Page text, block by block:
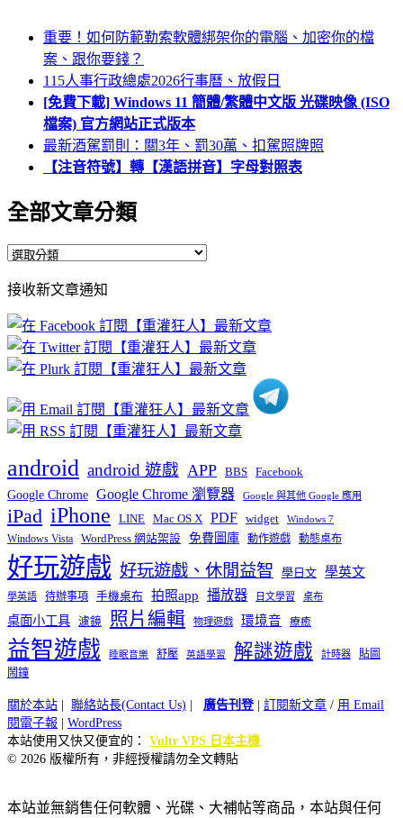
重要！如何防範勒索軟體綁架你的電腦、加密你的檔
案、跟你要錢？
115人事行政總處2026行事曆、放假日
[免費下載] Windows 11 簡體/繁體中文版 光碟映像 (ISO
檔案) 官方網站正式版本
最新酒駕罰則：關3年、罰30萬、扣駕照牌照
【注音符號】轉【漢語拼音】字母對照表
全部文章分類
全
文
章
分
類
接收新文章通知
android android 遊戲 APP BBS Facebook
Google Chrome Google Chrome 瀏覽器 Google 與其他 Google 應用
iPad iPhone LINE Mac OS X PDF widget Windows 7
Windows Vista WordPress 網站架設 免費圖庫 動作遊戲 動態桌布
好玩遊戲 好玩遊戲、休閒益智 學日文 學英文
學英語 待辦事項 手機桌布 拍照app 播放器 日文學習 桌布
桌面小工具 濾鏡 照片編輯 物理遊戲 環境音 療癒
益智遊戲 睡眠音樂 舒壓 英語學習 解謎遊戲 計時器
貼圖
鬧鐘
關於本站 聯絡站長(Contact Us) 廣告刊登| 訂閱新文章 / 用 Email
閱電子報
WordPress
本站使用又快又便宜的： Vultr VPS 日本主機
© 2026 版權所有，非經授權請勿全文轉貼
本站並無銷售任何軟體、光碟、大補帖等商品，本站與任何